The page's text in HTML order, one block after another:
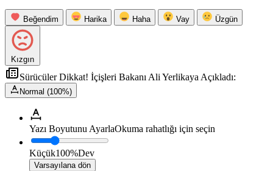
Beğendim Harika Haha Vay Üzgün
Kızgın
Sürücüler Dikkat! İçişleri Bakanı Ali Yerlikaya Açıkladı:
Normal (100%)
Yazı Boyutunu AyarlaOkuma rahatlığı için seçin
Küçük100%Dev
Varsayılana dön